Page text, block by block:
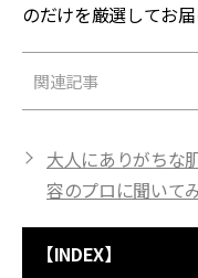
のだけを厳選してお届
関連記事
大人にありがちな
容のプロに聞いて
【INDEX】